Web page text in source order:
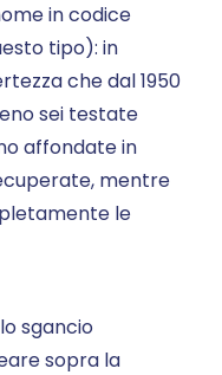
in codice
tipo): in
che dal 1950
sei testate
affondate in
mentre
le
sgancio
sopra la